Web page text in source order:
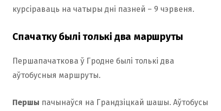
курсіраваць на чатыры дні пазней – 9 чэрвеня.
Спачатку былі толькі два маршруты
Першапачаткова ў Гродне былі толькі два
аўтобусныя маршруты.
Першы пачынаўся на Грандзіцкай шашы. Аўтобусы